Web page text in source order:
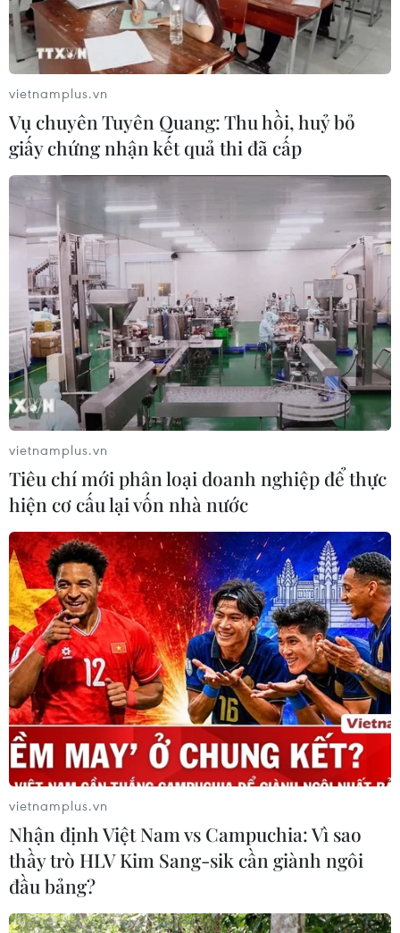
Năm 2018 sẽ xử lý dứt điểm hành vi bơm
tạp chất vào tôm
14/12/2017 13:23
Năm 2018, Bộ Công an và Bộ Nông nghiệp và Phát triển
nông thôn tiếp tục phối hợp thanh kiểm tra chất cấm
trong chăn nuôi, đặc biệt là hành vi bơm tạp chất vào
tôm phải được xử lý dứt điểm.
vietnamplus.vn
Vụ chuyên Tuyên Quang: Thu hồi, huỷ bỏ
giấy chứng nhận kết quả thi đã cấp
vietnamplus.vn
Tiêu chí mới phân loại doanh nghiệp để thực
hiện cơ cấu lại vốn nhà nước
vietnamplus.vn
Nhận định Việt Nam vs Campuchia: Vì sao
thầy trò HLV Kim Sang-sik cần giành ngôi
đầu bảng?